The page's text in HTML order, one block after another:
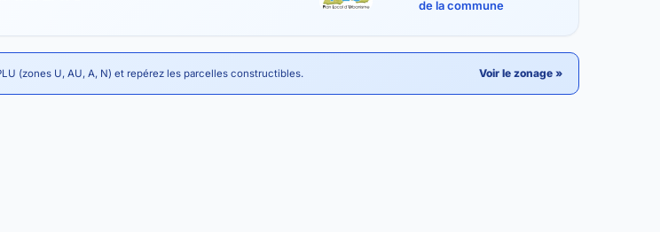
de la commune
(zones U, AU, A, N) et repérez les parcelles constructibles. Voir le zonage »